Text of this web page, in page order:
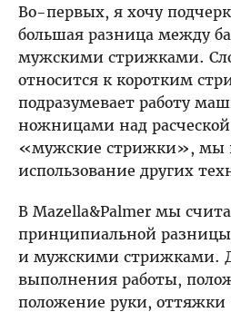
Во-первых, я хочу
большая разница между
мужскими стрижками.
относится к коротким
подразумевает работу
ножницами над
«мужские стрижки», мы
использование других
В Mazella&Palmer мы
принципиальной
и мужскими стрижками.
выполнения работы,
положение руки, оттяжки